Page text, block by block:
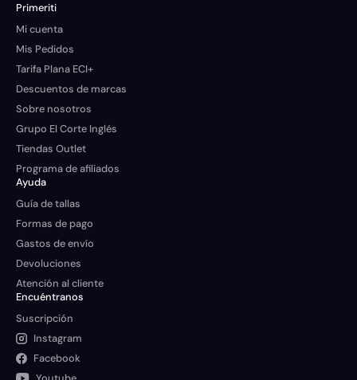
Primeriti
Mi cuenta
Mis Pedidos
Tarifa Plana ECI+
Descuentos de marcas
Sobre nosotros
Grupo El Corte Inglés
Tiendas Outlet
Programa de afiliados
Ayuda
Guía de tallas
Formas de pago
Gastos de envío
Devoluciones
Atención al cliente
Encuéntranos
Suscripción
Instagram
Facebook